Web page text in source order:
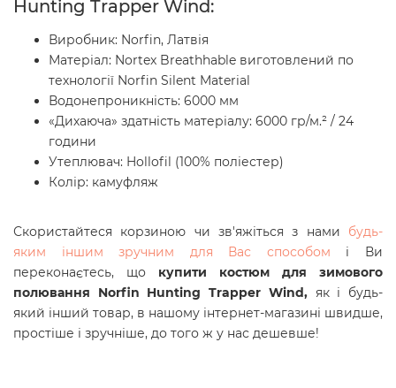
Hunting Trapper Wind:
Виробник: Norfin, Латвія
Матеріал: Nortex Breathhable виготовлений по
технології Norfin Silent Material
Водонепроникність: 6000 мм
«Дихаюча» здатність матеріалу: 6000 гр/м.² / 24
години
Утеплювач: Hollofil (100% поліестер)
Колір: камуфляж
Скористайтеся корзиною чи зв'яжіться з нами будь-
яким іншим зручним для Вас способом і Ви
переконаєтесь, що купити костюм для зимового
полювання Norfin Hunting Trapper Wind, як і будь-
який інший товар, в нашому інтернет-магазині швидше,
простіше і зручніше, до того ж у нас дешевше!